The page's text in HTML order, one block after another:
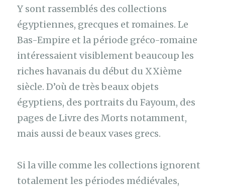
Y sont rassemblés des collections
égyptiennes, grecques et romaines. Le
Bas-Empire et la période gréco-romaine
intéressaient visiblement beaucoup les
riches havanais du début du XXième
siècle. D’où de très beaux objets
égyptiens, des portraits du Fayoum, des
pages de Livre des Morts notamment,
mais aussi de beaux vases grecs.
Si la ville comme les collections ignorent
totalement les périodes médiévales,